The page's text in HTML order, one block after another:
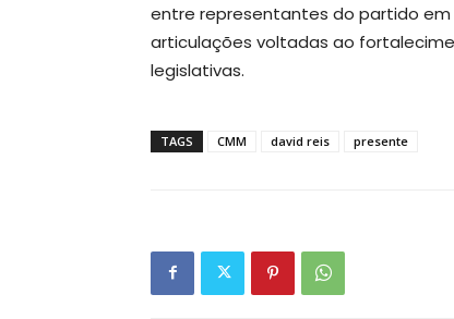
entre representantes do partido
articulações voltadas ao
legislativas.
TAGS CMM david reis presente